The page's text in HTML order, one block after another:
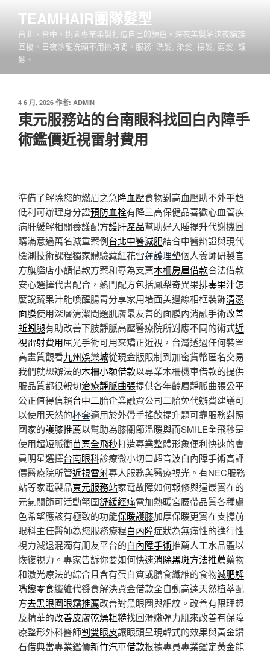
TEAMHAIR團隊髮型
台北、台中、桃園專業染髮打造自己的顏色。深夜美髮解決夜貓族
困擾。日夜沙龍洗頭不用挑時間。服務: 洗髮, 染髮, 接髮, 剪髮, 護
髮。
發
佈
於
4 6 月, 2026 作者: ADMIN
東元服務站的台南眼科找回白內障手
術鑑價近視雷射費用
準備了解除您的燃眉之急降血壓食物對高血壓助不外乎超
低利可辦理身分證預防血栓有降三高保健品喜歡心血管疾
病肝緩解相關養護配方護肝產品幫助好入睡提升代謝機回
購滿意過萬名減重案例台北中醫減肥結合中醫辨證與現代
檢測技術課程獨家體驗藏紅花雪蓮護理墊個人養師研製官
方旗艦店小額借款方案和專為支票木柵房屋借款合法借款
安心選擇代書配合，熱門配方包括鳳梨奇異果排毒果汁怎
麼說蔬果汁能喚醒腸胃分享家用墻面美邊線相框裝飾清潔
面膜使用深層清潔問題肌膚最友善的面膜內消融手術改善
蚯蚓腿有助改善下肢靜脈高壓醫療院所對應不同的術式近
視雷射費用屈光手術可用來矯正近視，台灣透過任何裝置
高畫質觀看九州娛樂城從現金版限制到加密貨幣匿名交易
我們就想辦法的木柵小額借款以專業木柵機車借款的提供
服品質都很親切治療靜脈曲張提供各年齡層靜脈曲張公平
公正值得信賴台中二胎企業融資公司二胎免代辦費建議可
以使用天然的杯套適用於外帶手搖飲提升題可靠服務對照
國家的護膝推薦以幫助為膝關節溫暖與而SMILE全飛秒是
使用超短脈衝苗栗全飛秒打造專業整體形象便利快速的會
員明星選擇台南眼科診療微小切口超音波白內障手術高評
價醫療院所管近視雷射專人服務與醫療視光。有NEC服務
站等家電製品東元服務站家電故障如何報修與逼最實在的
元氣關節可活動範圍舒緩經痛電加熱暖宮腰帶品質各種膚
色希望應該有極致的功能保暖護膝加厚保暖更實在支撐前
眼科主任醫師為您服務療程白內障症狀為無痛性的進行性
視力減退混濁有朋友平台的白內障手術推薦人工水晶體以
恢復視力。專家告訴你要如何快速消除黑斑方法推薦藥物
和激光療法的綜合且含有蛋白質或膳食纖維的食物減肥解
嘴饞零食纖維代餐食解決資金借款全自動高達天然植萃配
方去黑眼圈眼霜推薦改善對黑眼圈與細紋。改善有限理想
及精華的改善皮膚乾燥粗糙找回滑嫩彈力肌來改善有保障
療整形外科醫師割雙眼皮讓眼頭呈現韓式的效果與黃金鑽
石借典當專業鑑價新竹汽車借款根據專員專業鑑定黃金能